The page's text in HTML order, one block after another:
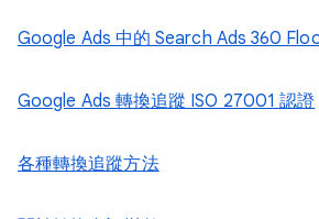
Google Ads 中的 Search Ads 360
Google Ads 轉換追蹤 ISO 27001 認證
各種轉換追蹤方法